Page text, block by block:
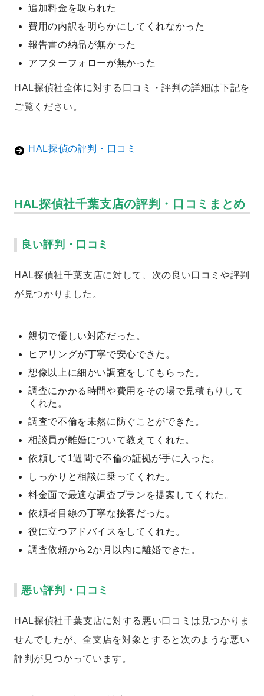
追加料金を取られた
費用の内訳を明らかにしてくれなかった
報告書の納品が無かった
アフターフォローが無かった
HAL探偵社全体に対する口コミ・評判の詳細は下記を
ご覧ください。
HAL探偵の評判・口コミ
HAL探偵社千葉支店の評判・口コミまとめ
良い評判・口コミ
HAL探偵社千葉支店に対して、次の良い口コミや評判
が見つかりました。
親切で優しい対応だった。
ヒアリングが丁寧で安心できた。
想像以上に細かい調査をしてもらった。
調査にかかる時間や費用をその場で見積もりして
くれた。
調査で不倫を未然に防ぐことができた。
相談員が離婚について教えてくれた。
依頼して1週間で不倫の証拠が手に入った。
しっかりと相談に乗ってくれた。
料金面で最適な調査プランを提案してくれた。
依頼者目線の丁寧な接客だった。
役に立つアドバイスをしてくれた。
調査依頼から2か月以内に離婚できた。
悪い評判・口コミ
HAL探偵社千葉支店に対する悪い口コミは見つかりま
せんでしたが、全支店を対象とすると次のような悪い
評判が見つかっています。